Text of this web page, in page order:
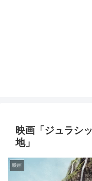
映画「ジュラシ
地」
映画